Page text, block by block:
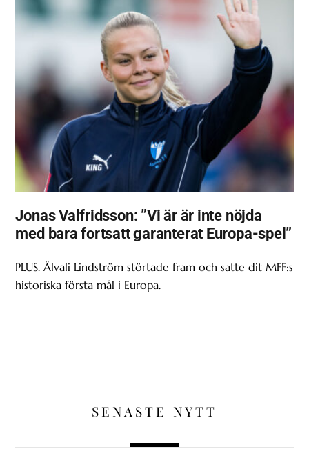
Jonas Valfridsson: ”Vi är är inte nöjda
med bara fortsatt garanterat Europa-spel”
PLUS. Älvali Lindström störtade fram och satte dit MFF:s
historiska första mål i Europa.
SENASTE NYTT